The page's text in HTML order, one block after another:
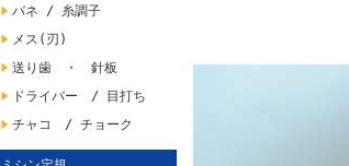
バネ / 糸調子
メス(刃)
送り歯 ・ 針板
ドライバー / 目打ち
チャコ / チョーク